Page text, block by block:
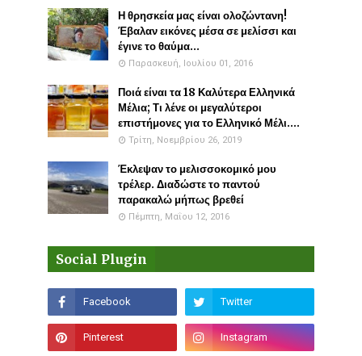
Η θρησκεία μας είναι ολοζώντανη!
Έβαλαν εικόνες μέσα σε μελίσσι και
έγινε το θαύμα...
Παρασκευή, Ιουλίου 01, 2016
Ποιά είναι τα 18 Καλύτερα Ελληνικά
Μέλια; Τι λένε οι μεγαλύτεροι
επιστήμονες για το Ελληνικό Μέλι....
Τρίτη, Νοεμβρίου 26, 2019
Έκλεψαν το μελισσοκομικό μου
τρέλερ. Διαδώστε το παντού
παρακαλώ μήπως βρεθεί
Πέμπτη, Μαΐου 12, 2016
Social Plugin